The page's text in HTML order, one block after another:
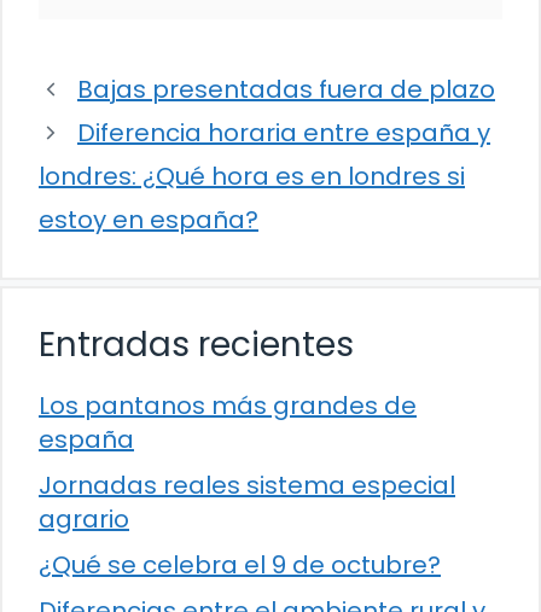
Bajas presentadas fuera de plazo
Diferencia horaria entre españa y
londres: ¿Qué hora es en londres si
estoy en españa?
Entradas recientes
Los pantanos más grandes de
españa
Jornadas reales sistema especial
agrario
¿Qué se celebra el 9 de octubre?